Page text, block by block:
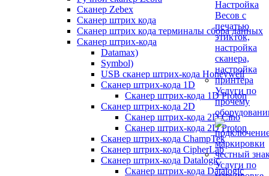
Сканер Zebex
Сканер штрих кода
Сканер штрих кода терминалы сбора данных
Сканер штрих-кода
Datamax)
Symbol)
USB сканер штрих-кода Honeywell
Сканер штрих-кода 1D
Сканер штрих-кода 1D Proton
Сканер штрих-кода 2D
Сканер штрих-кода 2D Cino
Сканер штрих-кода 2D Proton
Сканер штрих-кода ChampTek
Сканер штрих-кода CipherLab
Сканер штрих-кода Datalogic
Сканер штрих-кода Datalogic
Услуги по
прочему
Услуги по